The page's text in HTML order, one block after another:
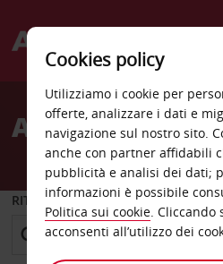
Welcome
Avis
RITIRO DA
Cookies policy
Utilizziamo i cookie per
offerte, analizzare i dati e
navigazione sul nostro sito.
anche con partner affidabili
pubblicità e analisi dei dati;
informazioni è possibile
Politica sui cookie. Cliccando
acconsenti all’utilizzo dei